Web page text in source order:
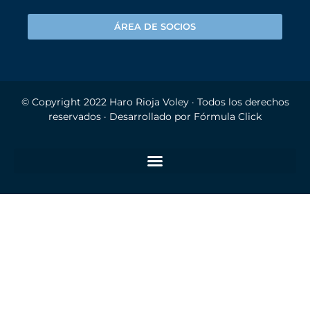
ÁREA DE SOCIOS
© Copyright 2022 Haro Rioja Voley· Todos los derechos
reservados · Desarrollado por Fórmula Click